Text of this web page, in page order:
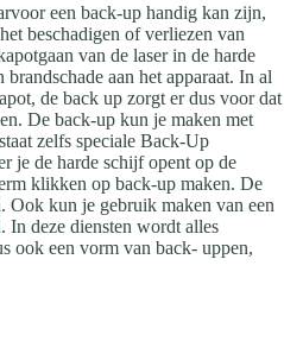
een back-up handig kan zijn,
beschadigen of verliezen van
van de laser in de harde
aan het apparaat. In al
de back up zorgt er dus voor dat
De back-up kun je maken met
zelfs speciale Back-Up
je de harde schijf opent op de
klikken op back-up maken. De
Ook kun je gebruik maken van een
. In deze diensten wordt alles
ook een vorm van back- uppen,